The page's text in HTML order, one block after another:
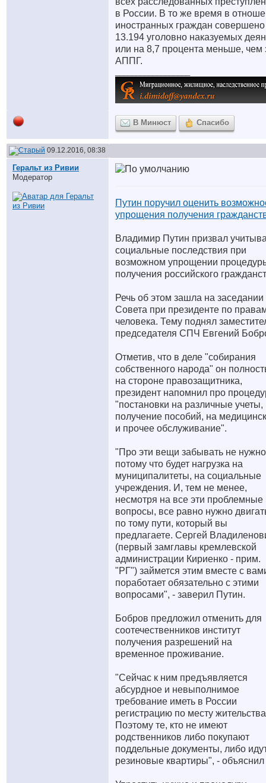
в России. В то же время в
иностранных граждан совершено
13.194 уголовно наказуемых
или на 8,7 процента меньше, чем
АППГ.
В Минюст Спасибо
09.12.2016, 08:38
Геральт из Ривии
Модератор
Путин поручил оценить
упрощения получения
Владимир Путин призвал
социальные последствия при
возможном упрощении
получения российского
Речь об этом зашла на заседании
Совета при президенте по
человека. Тему поднял
председателя СПЧ Евгений
Отметив, что в деле "собирания
собственного народа" он
на стороне правозащитника,
президент напомнил про
"постановки на различные учеты,
получение пособий, на
и прочее обслуживание".
"Про эти вещи забывать не
потому что будет нагрузка на
муниципалитеты, на социальные
учреждения. И, тем не менее,
несмотря на все эти проблемные
вопросы, все равно нужно
по тому пути, который вы
предлагаете. Сергей
(первый замглавы кремлевской
администрации Кириенко - прим.
"РГ") займется этим вместе с
поработает обязательно с этими
вопросами", - заверил Путин.
Бобров предложил отменить для
соотечественников институт
получения разрешений на
временное проживание.
"Сейчас к ним предъявляется
абсурдное и невыполнимое
требование иметь в России
регистрацию по месту
Поэтому те, кто не имеют
родственников либо покупают
поддельные документы, либо
резиновые квартиры", - объяснил